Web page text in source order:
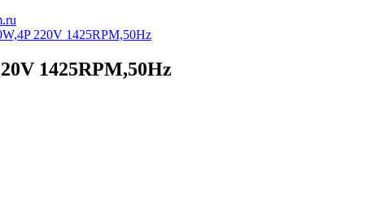
220V 1425RPM,50Hz
1425RPM,50Hz